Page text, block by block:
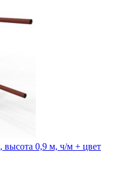
0,9 м, ч/м + цвет